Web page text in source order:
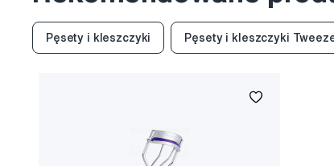
Pęsety i kleszczyki Pęsety i kleszczyki